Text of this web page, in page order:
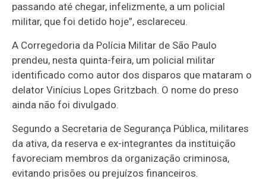
passando até chegar, infelizmente, a um policial
militar, que foi detido hoje”, esclareceu.
A Corregedoria da Polícia Militar de São Paulo
prendeu, nesta quinta-feira, um policial militar
identificado como autor dos disparos que mataram o
delator Vinícius Lopes Gritzbach. O nome do preso
ainda não foi divulgado.
Segundo a Secretaria de Segurança Pública, militares
da ativa, da reserva e ex-integrantes da instituição
favoreciam membros da organização criminosa,
evitando prisões ou prejuízos financeiros.